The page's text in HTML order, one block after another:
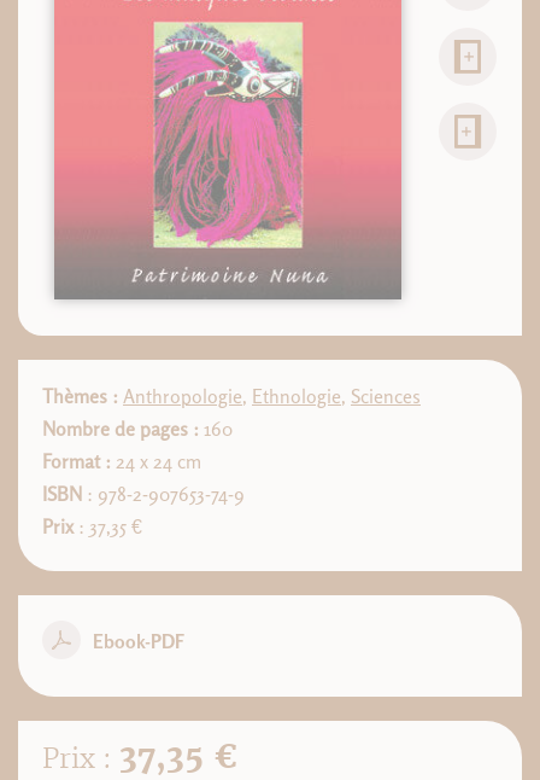
Thèmes : Anthropologie, Ethnologie, Sciences
Nombre de pages : 160
Format : 24 x 24 cm
ISBN : 978-2-907653-74-9
Prix: 37,35 €
Ebook-PDF
Prix : 37,35 €